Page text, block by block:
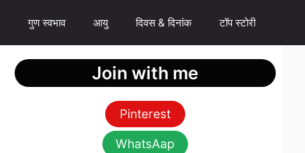
गुण स्वभाव आयु दिवस & दिनांक टॉप स्टोरी
Join with me
Pinterest
WhatsAap